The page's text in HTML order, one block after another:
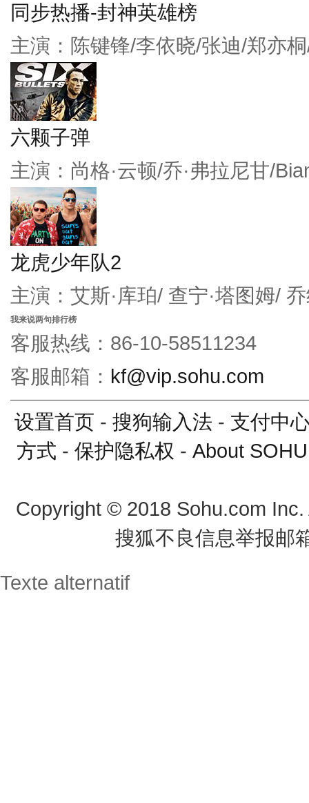
同步热播-封神英雄榜
主演：陈键锋/李依晓/张迪/郑亦
六颗子弹
主演：尚格·云顿/乔·弗拉尼甘/
龙虎少年队2
主演：艾斯·库珀/ 查宁·塔图姆/
我来说两句排行榜
客服热线：86-10-58511234
客服邮箱： kf@vip.sohu.com
设置首页 - 搜狗输入法 - 支付中
方式 - 保护隐私权 - About SOHU
Copyright © 2018 Sohu.com
搜狐不良信息举报邮
Texte alternatif